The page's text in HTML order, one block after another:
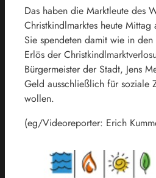
Das haben die Marktleute des
Christkindlmarktes heute
Sie spendeten damit wie in
Erlös der
Bürgermeister der Stadt, Jens
Geld ausschließlich für soziale
wollen.
(eg/Videoreporter: Erich